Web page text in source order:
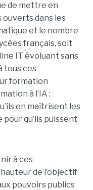
de mettre en
dans les
et le nombre
français, soit
IT évoluant sans
tous ces
formation
à l’IA :
en maîtrisent les
qu’ils puissent
à ces
de l’objectif
pouvoirs publics